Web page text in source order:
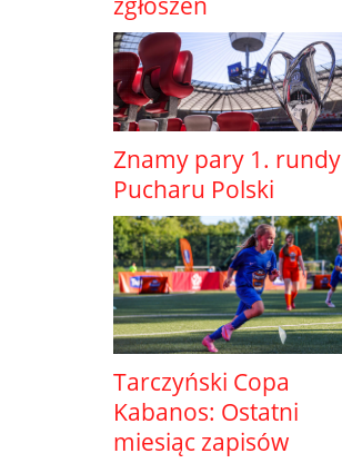
Znamy pary 1. rundy
Pucharu Polski
Tarczyński Copa
Kabanos: Ostatni
miesiąc zapisów